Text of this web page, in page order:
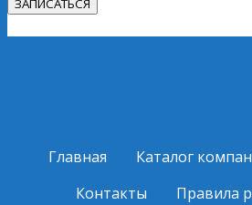
Главная Каталог
Контакты
Правила